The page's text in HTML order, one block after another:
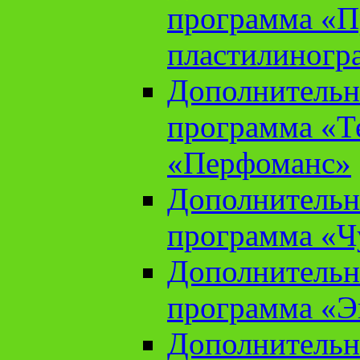
программа
программа
«Перфоманс»
программа
программа